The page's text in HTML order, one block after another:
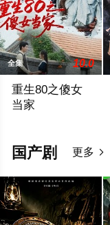
全集 10.0
重生80之傻女
当家
国产剧 更多 